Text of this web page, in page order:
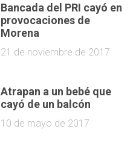
Bancada del PRI cayó en
provocaciones de
Morena
21 de noviembre de 2017
Atrapan a un bebé que
cayó de un balcón
10 de mayo de 2017